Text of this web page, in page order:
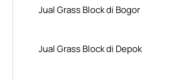
Jual Grass Block di Bogor
Jual Grass Block di Depok